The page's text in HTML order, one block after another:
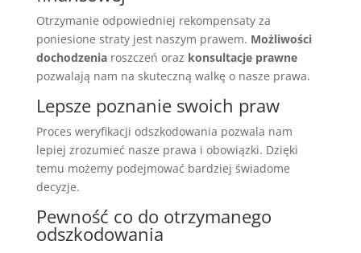
Otrzymanie odpowiedniej rekompensaty za
poniesione straty jest naszym prawem. Możliwości
dochodzeniaroszczeń oraz konsultacje prawne
pozwalają nam na skuteczną walkę o nasze prawa.
Lepsze poznanie swoich praw
Proces weryfikacji odszkodowania pozwala nam
lepiej zrozumieć nasze prawa i obowiązki. Dzięki
temu możemy podejmować bardziej świadome
decyzje.
Pewność co do otrzymanego
odszkodowania